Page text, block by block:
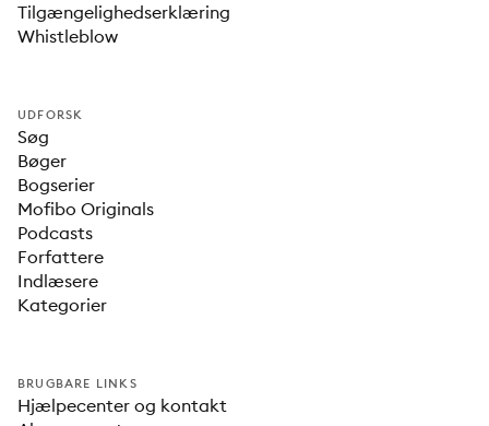
Tilgængelighedserklæring
Whistleblow
UDFORSK
Søg
Bøger
Bogserier
Mofibo Originals
Podcasts
Forfattere
Indlæsere
Kategorier
BRUGBARE LINKS
Hjælpecenter og kontakt